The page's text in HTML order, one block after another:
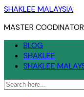
Skip
content
SHAKLEE MALAYSIA
MASTER
BLOG
SHAKLEE
SHAKLEE